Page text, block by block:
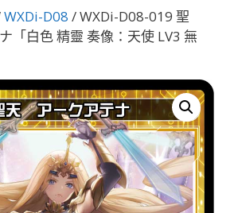
WXDi-D08 / WXDi-D08-019 聖
「白色 精靈 奏像：天使 LV3 無